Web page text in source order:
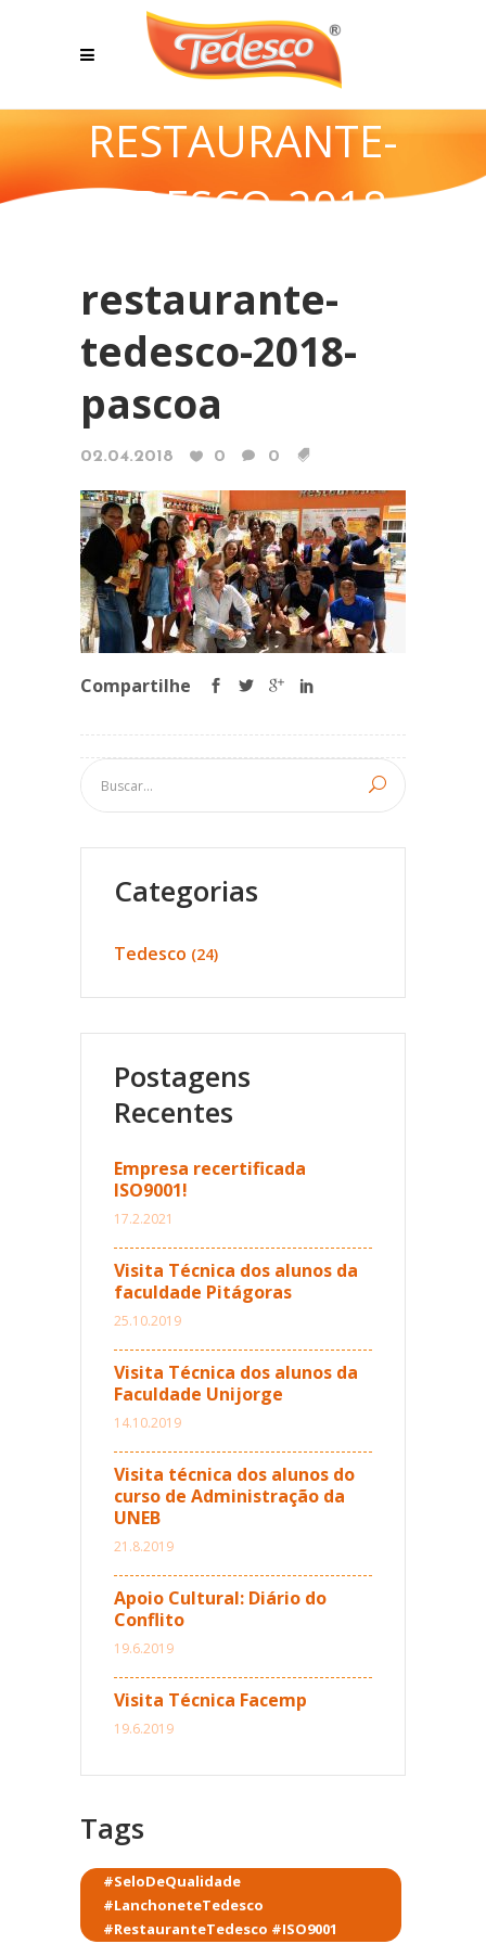
RESTAURANTE-
TEDESCO-2018-
PASCOA
restaurante-
tedesco-2018-
pascoa
02.04.2018 0 0
Compartilhe
Categorias
Tedesco (24)
Postagens
Recentes
Empresa recertificada
ISO9001!
17.2.2021
Visita Técnica dos alunos da
faculdade Pitágoras
25.10.2019
Visita Técnica dos alunos da
Faculdade Unijorge
14.10.2019
Visita técnica dos alunos do
curso de Administração da
UNEB
21.8.2019
Apoio Cultural: Diário do
Conflito
19.6.2019
Visita Técnica Facemp
19.6.2019
Tags
#SeloDeQualidade
#LanchoneteTedesco
#RestauranteTedesco #ISO9001